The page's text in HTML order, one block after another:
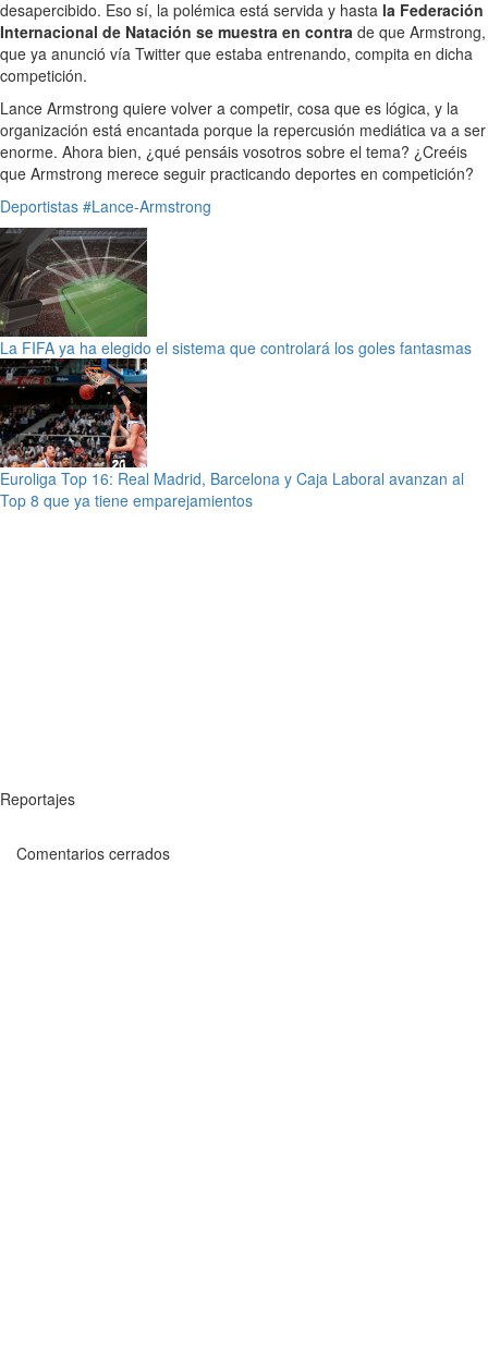
desapercibido. Eso sí, la polémica está servida y hasta la Federación
Internacional de Natación se muestra en contra de que Armstrong,
que ya anunció vía Twitter que estaba entrenando, compita en dicha
competición.
Lance Armstrong quiere volver a competir, cosa que es lógica, y la
organización está encantada porque la repercusión mediática va a ser
enorme. Ahora bien, ¿qué pensáis vosotros sobre el tema? ¿Creéis
que Armstrong merece seguir practicando deportes en competición?
Deportistas #Lance-Armstrong
La FIFA ya ha elegido el sistema que controlará los goles fantasmas
Euroliga Top 16: Real Madrid, Barcelona y Caja Laboral avanzan al
Top 8 que ya tiene emparejamientos
Reportajes
Comentarios cerrados